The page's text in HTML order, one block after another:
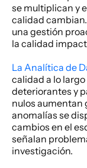
se multiplican y
calidad
una gestión
la calidad
La Analítica de
calidad a lo
deteriorantes y
nulos aumentan
anomalías se
cambios en el
señalan
investigación.